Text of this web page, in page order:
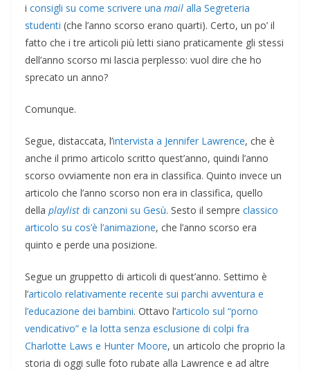
i consigli su come scrivere una mail alla Segreteria
studenti (che l’anno scorso erano quarti). Certo, un po’ il
fatto che i tre articoli più letti siano praticamente gli stessi
dell’anno scorso mi lascia perplesso: vuol dire che ho
sprecato un anno?
Comunque.
Segue, distaccata, l’intervista a Jennifer Lawrence, che è
anche il primo articolo scritto quest’anno, quindi l’anno
scorso ovviamente non era in classifica. Quinto invece un
articolo che l’anno scorso non era in classifica, quello
della playlist di canzoni su Gesù. Sesto il sempre classico
articolo su cos’è l’animazione, che l’anno scorso era
quinto e perde una posizione.
Segue un gruppetto di articoli di quest’anno. Settimo è
l’articolo relativamente recente sui parchi avventura e
l’educazione dei bambini. Ottavo l’articolo sul “porno
vendicativo” e la lotta senza esclusione di colpi fra
Charlotte Laws e Hunter Moore, un articolo che proprio la
storia di oggi sulle foto rubate alla Lawrence e ad altre